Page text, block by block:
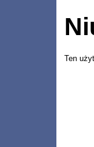
Ten